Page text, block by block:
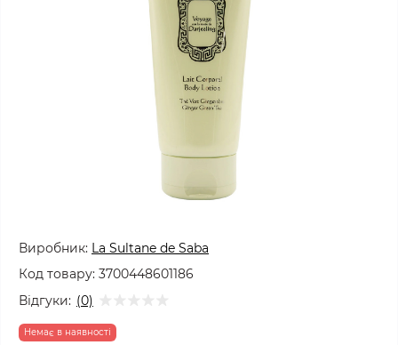
Виробник: La Sultane de Saba
Код товару: 3700448601186
Відгуки: (0)
Немає в наявності